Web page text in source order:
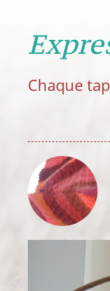
Chaque